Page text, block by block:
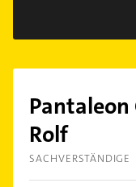
Rolf
SACHVERSTÄNDIGE